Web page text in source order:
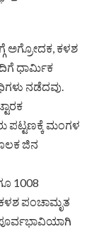
ಅಗ್ರೋದಕ, ಕಳಶ
ಧಾರ್ಮಿಕ
ನಡೆದವು.
ಪಟ್ಟಣಕ್ಕೆ ಮಂಗಳ
ಜಿನ
1008
ಪಂಚಾಮೃತ